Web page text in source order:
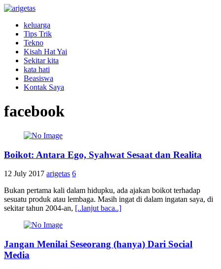
keluarga
Tips Trik
Tekno
Kisah Hat Yai
Sekitar kita
kata hati
Beasiswa
Kontak Saya
facebook
Boikot: Antara Ego, Syahwat Sesaat dan Realita
12 July 2017 arigetas 6
Bukan pertama kali dalam hidupku, ada ajakan boikot terhadap
sesuatu produk atau lembaga. Masih ingat di dalam ingatan saya, di
sekitar tahun 2004-an, [..lanjut baca..]
Jangan Menilai Seseorang (hanya) Dari Social
Media